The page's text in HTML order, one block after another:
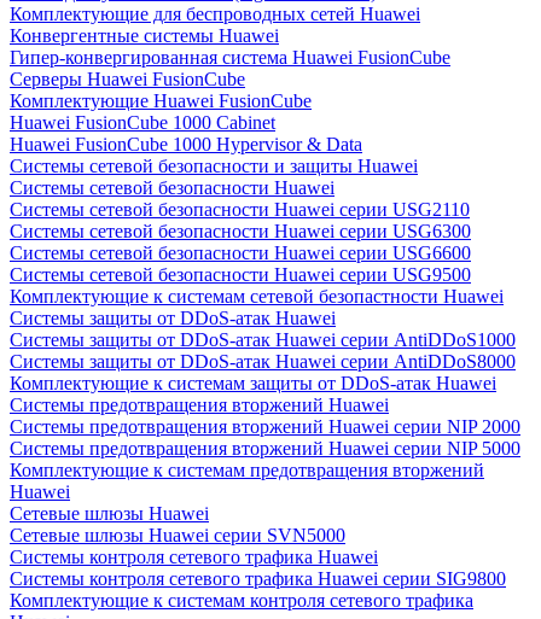
Комплектующие для беспроводных сетей Huawei
Конвергентные системы Huawei
Гипер-конвергированная система Huawei FusionCube
Серверы Huawei FusionCube
Комплектующие Huawei FusionCube
Huawei FusionCube 1000 Cabinet
Huawei FusionCube 1000 Hypervisor & Data
Системы сетевой безопасности и защиты Huawei
Системы сетевой безопасности Huawei
Системы сетевой безопасности Huawei серии USG2110
Системы сетевой безопасности Huawei серии USG6300
Системы сетевой безопасности Huawei серии USG6600
Системы сетевой безопасности Huawei серии USG9500
Комплектующие к системам сетевой безопастности Huawei
Системы защиты от DDoS-атак Huawei
Системы защиты от DDoS-атак Huawei серии AntiDDoS1000
Системы защиты от DDoS-атак Huawei серии AntiDDoS8000
Комплектующие к системам защиты от DDoS-атак Huawei
Системы предотвращения вторжений Huawei
Системы предотвращения вторжений Huawei серии NIP 2000
Системы предотвращения вторжений Huawei серии NIP 5000
Комплектующие к системам предотвращения вторжений
Huawei
Сетевые шлюзы Huawei
Сетевые шлюзы Huawei серии SVN5000
Системы контроля сетевого трафика Huawei
Системы контроля сетевого трафика Huawei серии SIG9800
Комплектующие к системам контроля сетевого трафика